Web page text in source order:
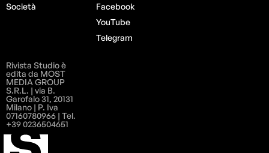
Società
Facebook
YouTube
Telegram
Rivista Studio è
edita da MOST
MEDIA GROUP
S.R.L. | via B.
Garofalo 31, 20131
Milano | P. Iva
07160780966 | Tel.
+39 0236504651